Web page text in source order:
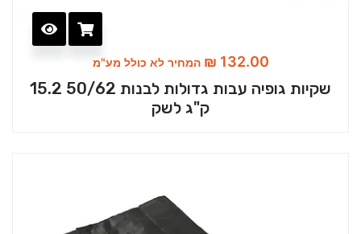
₪ 132.00 המחיר לא כולל מע"מ
שקיות גופיה עבות גדולות לבנות 50/62 15.2
ק"ג לשק